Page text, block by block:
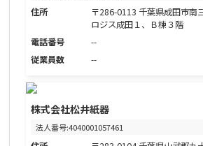
住所
〒286-0113 千葉県成田市南
ロジス成田１、Ｂ棟３階
電話番号
--
従業員数
--
株式会社松井紙器
法人番号:4040001057461